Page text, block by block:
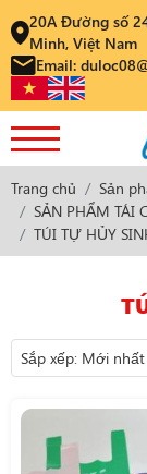
20A Đường số
Minh, Việt Nam
Email:
Trang chủ
Sản
SẢN PHẨM TÁI
TÚI TỰ HỦY
Sắp xếp: Mới nhất